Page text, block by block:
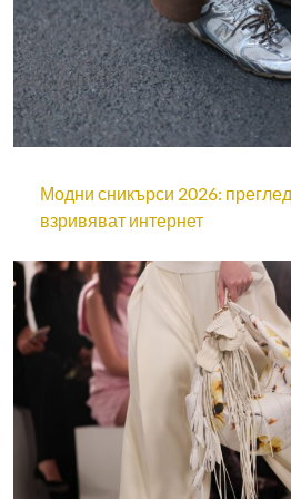
Модни сникърси 2026:
взривяват интернет